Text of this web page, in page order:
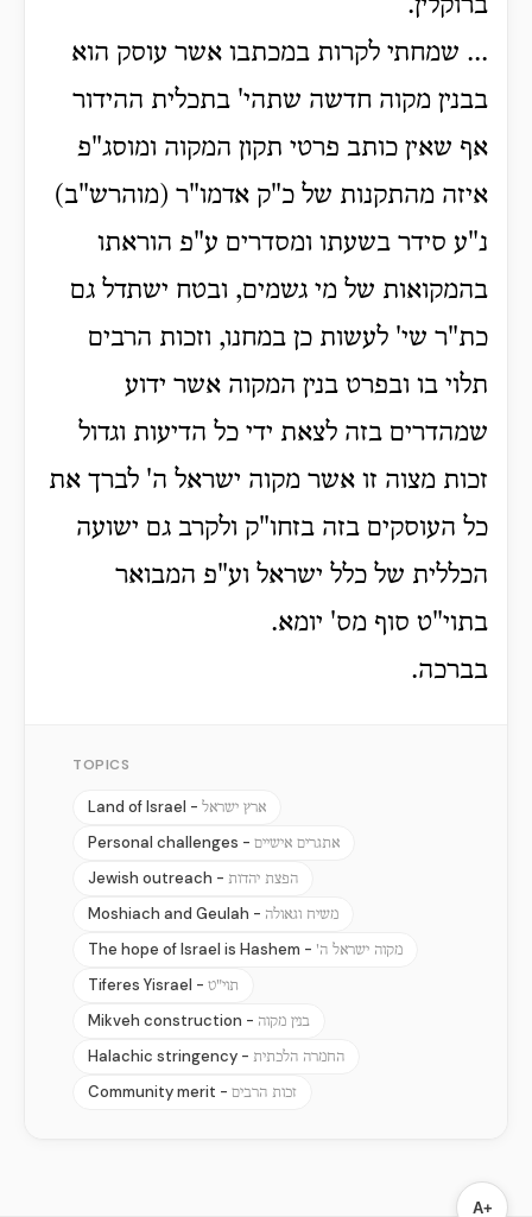
ברוקלין.
... שמחתי לקרות במכתבו אשר עוסק הוא
בבנין מקוה חדשה שתהי' בתכלית ההידור
אף שאין כותב פרטי תקון המקוה ומוסג"פ
איזה מהתקנות של כ"ק אדמו"ר (מוהרש"ב)
נ"ע סידר בשעתו ומסדרים ע"פ הוראתו
בהמקואות של מי גשמים, ובטח ישתדל גם
כת"ר שי' לעשות כן במחנו, וזכות הרבים
תלוי בו ובפרט בנין המקוה אשר ידוע
שמהדרים בזה לצאת ידי כל הדיעות וגדול
זכות מצוה זו אשר מקוה ישראל ה' לברך את
כל העוסקים בזה בזחו"ק ולקרב גם ישועה
הכללית של כלל ישראל וע"פ המבואר
בתוי"ט סוף מס' יומא.
בברכה.
TOPICS
Land of Israel - ארץ ישראל
Personal challenges - אתגרים אישיים
Jewish outreach - הפצת יהדות
Moshiach and Geulah - משיח וגאולה
The hope of Israel is Hashem - מקוה ישראל ה'
Tiferes Yisrael - תוי"ט
Mikveh construction - בנין מקוה
Halachic stringency - החמרה הלכתית
Community merit - זכות הרבים
A+